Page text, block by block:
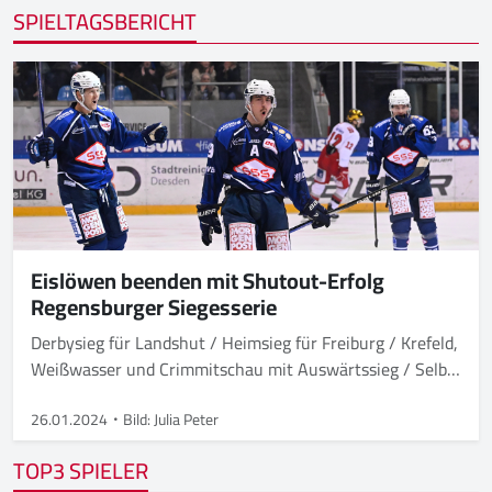
SPIELTAGSBERICHT
Eislöwen beenden mit Shutout-Erfolg
Regensburger Siegesserie
Derbysieg für Landshut / Heimsieg für Freiburg / Krefeld,
Weißwasser und Crimmitschau mit Auswärtssieg / Selb
26.01.2024 Bild: Julia Peter
TOP3 SPIELER